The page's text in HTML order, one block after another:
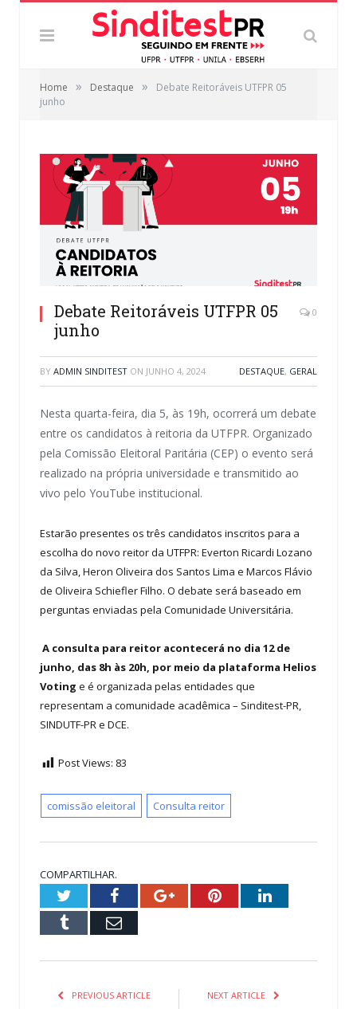
Home » Destaque »
Debate Reitoráveis UTFPR 05
junho
Debate Reitoráveis UTFPR 05
junho
0
BY ADMIN SINDITEST ON JUNHO 4, 2024 DESTAQUE, GERAL
Nesta quarta-feira, dia 5, às 19h, ocorrerá um debate
entre os candidatos à reitoria da UTFPR. Organizado
pela Comissão Eleitoral Paritária (CEP) o evento será
realizado na própria universidade e transmitido ao
vivo pelo YouTube institucional.
Estarão presentes os três candidatos inscritos para a
escolha do novo reitor da UTFPR: Everton Ricardi Lozano
da Silva, Heron Oliveira dos Santos Lima e Marcos Flávio
de Oliveira Schiefler Filho. O debate será baseado em
perguntas enviadas pela Comunidade Universitária.
A consulta para reitor acontecerá no dia 12 de
junho, das 8h às 20h, por meio da plataforma Helios
Voting e é organizada pelas entidades que
representam a comunidade acadêmica – Sinditest-PR,
SINDUTF-PR e DCE.
Post Views: 83
comissão eleitoral Consulta reitor
COMPARTILHAR.
TwitterFacebookGoogle+PinterestLinkedIn
Tumblr Email
PREVIOUS ARTICLE NEXT ARTICLE